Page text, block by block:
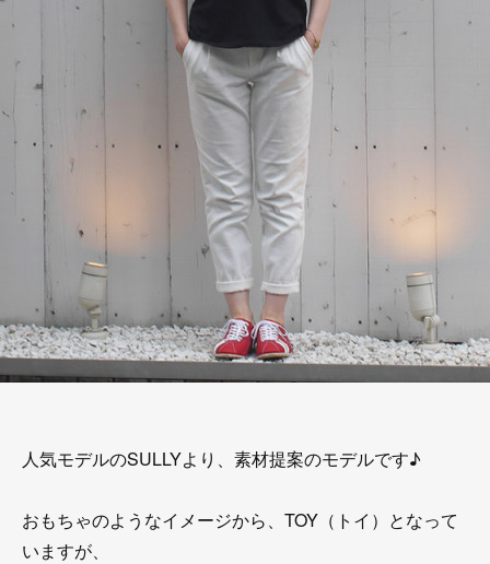
人気モデルのSULLYより、素材提案のモデルです♪
おもちゃのようなイメージから、TOY（トイ）となって
いますが、